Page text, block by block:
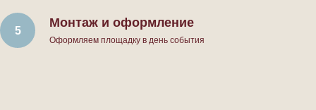
Монтаж и оформление
Оформляем площадку в день события